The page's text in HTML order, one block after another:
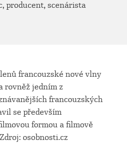
producent, scenárista
francouzské nové vlny
rovněž jedním z
francouzských
se především
formou a filmově
osobnosti.cz